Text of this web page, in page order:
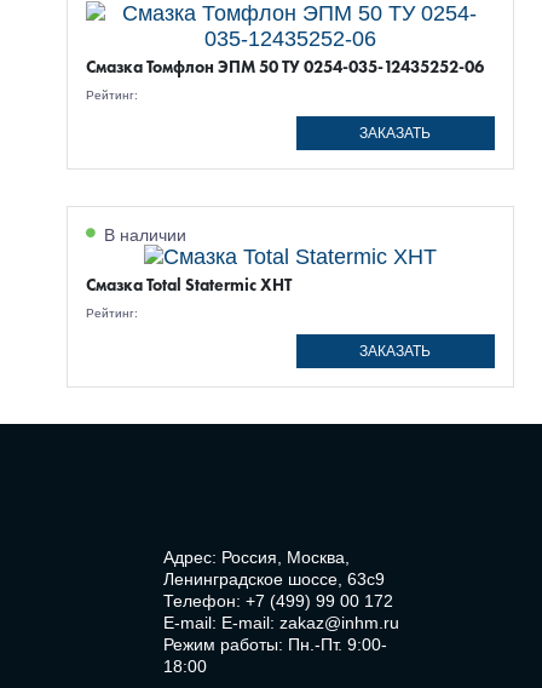
Смазка Томфлон ЭПМ 50 ТУ 0254-035-12435252-06
Рейтинг:
ЗАКАЗАТЬ
В наличии
Смазка Total Statermic XHT
Рейтинг:
ЗАКАЗАТЬ
Адрес: Россия, Москва,
Ленинградское шоссе, 63с9
Телефон: +7 (499) 99 00 172
E-mail: E-mail: zakaz@inhm.ru
Режим работы: Пн.-Пт. 9:00-
18:00